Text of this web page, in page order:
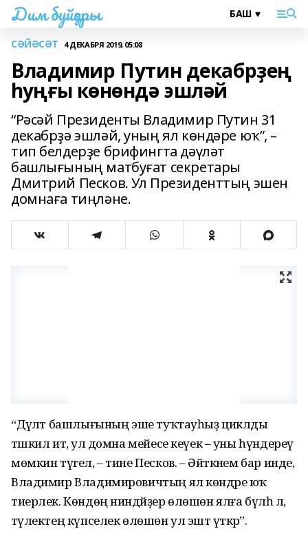
Дим буйҙары
СӘЙӘСӘТ 4 ДЕКАБРЯ 2019, 05:08
Владимир Путин декабрҙең
һуңғы көнөндә эшләй
“Рәсәй Президенты Владимир Путин 31
декабрҙә эшләй, уның ял көндәре юҡ”, –
тип белдерҙе брифингта дәүләт
башлығының матбуғат секретары
Дмитрий Песков. Ул Президенттың эшен
домнаға тиңләне.
“Дәүләт башлығының эше туҡтауһыҙ циклды
тәшкил итә, ул домна мейесе кеүек – уны һүндереү
мөмкин түгел, – тине Песков. – Әйткәнем бар инде,
Владимир Владимировичтың ял көндәре юҡ
тиерлек. Көндөң ниндәйҙер өлөшөн ялға бүлһә лә,
тәүлектең күпселек өлөшөн ул эштә үткәрә”.